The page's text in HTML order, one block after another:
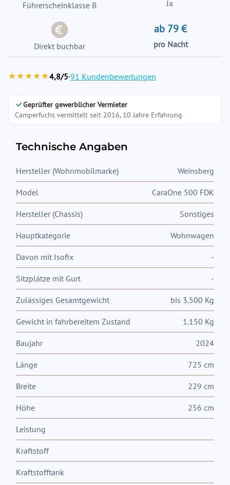
Führerscheinklasse B Ja
Direkt buchbar
ab 79 €
pro Nacht
★★★★★4,8/5·91 Kundenbewertungen
Geprüfter gewerblicher Vermieter
Camperfuchs vermittelt seit 2016, 10 Jahre Erfahrung
Technische Angaben
Hersteller (Wohnmobilmarke) Weinsberg
Model CaraOne 500 FDK
Hersteller (Chassis) Sonstiges
Hauptkategorie Wohnwagen
Davon mit Isofix -
Sitzplätze mit Gurt -
Zulässiges Gesamtgewicht bis 3.500 Kg
Gewicht in fahrbereitem Zustand 1.150 Kg
Baujahr 2024
Länge 725 cm
Breite 229 cm
Höhe 256 cm
Leistung
Kraftstoff
Kraftstofftank